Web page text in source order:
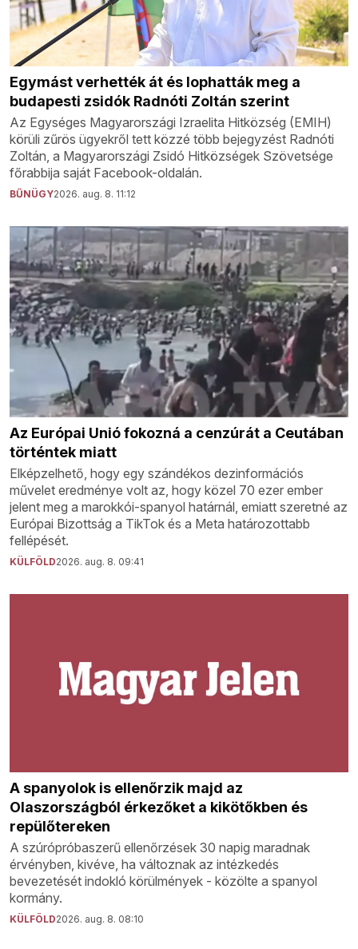
Egymást verhették át és lophatták meg a
budapesti zsidók Radnóti Zoltán szerint
Az Egységes Magyarországi Izraelita Hitközség (EMIH)
körüli zűrös ügyekről tett közzé több bejegyzést Radnóti
Zoltán, a Magyarországi Zsidó Hitközségek Szövetsége
főrabbija saját Facebook-oldalán.
BŰNÜGY2026. aug. 8. 11:12
Az Európai Unió fokozná a cenzúrát a Ceutában
történtek miatt
Elképzelhető, hogy egy szándékos dezinformációs
művelet eredménye volt az, hogy közel 70 ezer ember
jelent meg a marokkói-spanyol határnál, emiatt szeretné az
Európai Bizottság a TikTok és a Meta határozottabb
fellépését.
KÜLFÖLD2026. aug. 8. 09:41
A spanyolok is ellenőrzik majd az
Olaszországból érkezőket a kikötőkben és
repülőtereken
A szúrópróbaszerű ellenőrzések 30 napig maradnak
érvényben, kivéve, ha változnak az intézkedés
bevezetését indokló körülmények - közölte a spanyol
kormány.
KÜLFÖLD2026. aug. 8. 08:10